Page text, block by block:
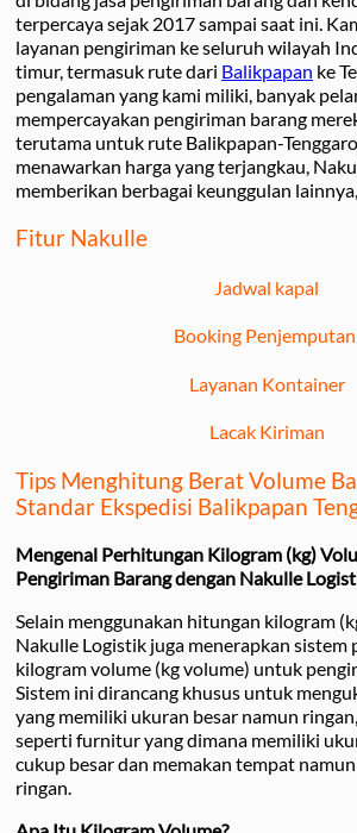
terpercaya sejak 2017 sampai saat ini.
layanan pengiriman ke seluruh wilayah
timur, termasuk rute dari Balikpapan ke
pengalaman yang kami miliki, banyak
mempercayakan pengiriman barang
terutama untuk rute Balikpapan-
menawarkan harga yang terjangkau,
memberikan berbagai keunggulan
Fitur Nakulle
Jadwal kapal
Booking Penjemputan
Layanan Kontainer
Lacak Kiriman
Tips Menghitung Berat Volume
Standar Ekspedisi Balikpapan
Mengenal Perhitungan Kilogram (kg)
Pengiriman Barang dengan Nakulle
Selain menggunakan hitungan kilogram
Nakulle Logistik juga menerapkan sistem
kilogram volume (kg volume) untuk
Sistem ini dirancang khusus untuk
yang memiliki ukuran besar namun
seperti furnitur yang dimana memiliki
cukup besar dan memakan tempat
ringan.